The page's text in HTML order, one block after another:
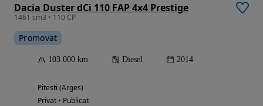
Dacia Duster dCi 110 FAP 4x4 Prestige
1461 cm3 • 110 CP
Promovat
103 000 km Diesel 2014
Pitesti (Arges)
Privat • Publicat